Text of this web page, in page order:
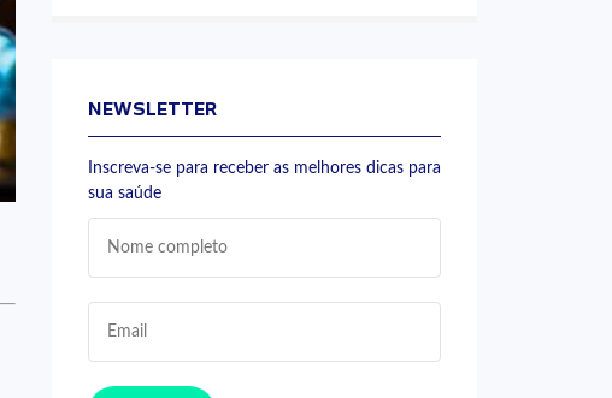
NEWSLETTER
Inscreva-se para receber as melhores dicas para
sua saúde